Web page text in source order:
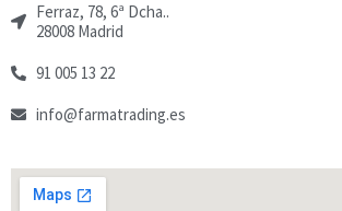
Ferraz, 78, 6ª Dcha..
28008 Madrid
91 005 13 22
info@farmatrading.es